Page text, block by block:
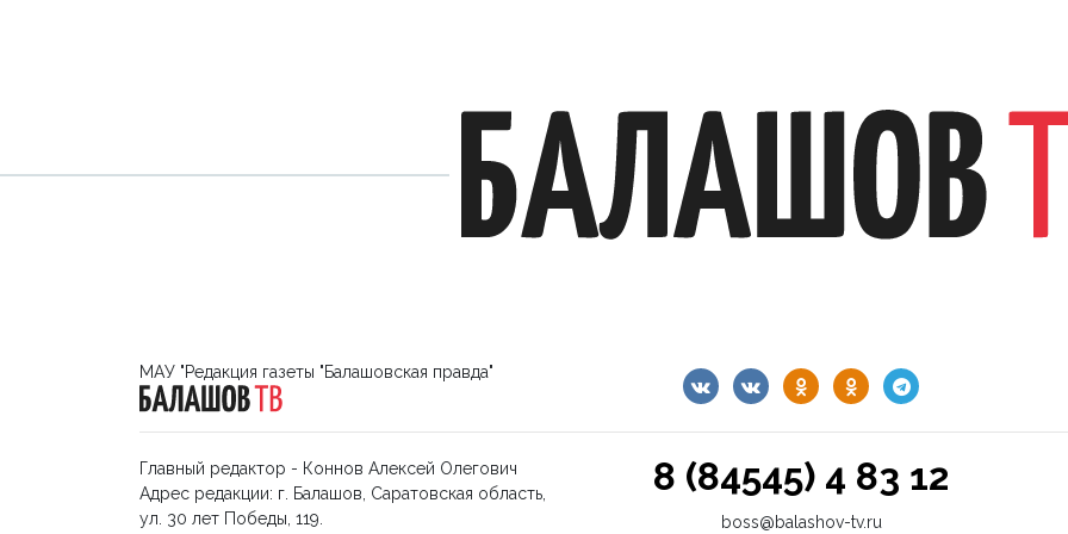
МАУ "Редакция газеты "Балашовская правда"
Главный редактор - Коннов Алексей Олегович
Адрес редакции: г. Балашов, Саратовская область,
ул. 30 лет Победы, 119.
8 (84545) 4 83 12
boss@balashov-tv.ru